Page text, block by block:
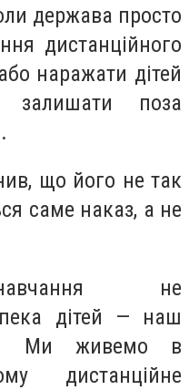
держава просто
дистанційного
наражати дітей
залишати поза
що його не так
саме наказ, а не
не
дітей — наш
Ми живемо в
дистанційне